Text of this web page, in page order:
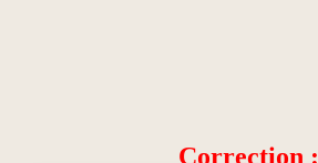
Correction :